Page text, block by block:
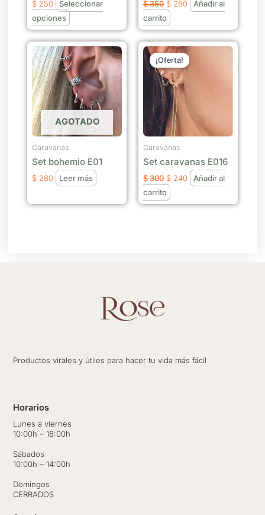
$ 250
Seleccionar
opciones
la
página
de
producto
$350 $ 280
Añadir al
carrito
AGOTADO
Caravanas
Set bohemio E01
$ 280 Leer más
¡Oferta!
¡Oferta!
Caravanas
Set caravanas E016
$300
El
precio
original
era:
$ 300.
$ 240
El
precio
actual
Añadir al
carrito
Productos virales y útiles para hacer tu vida más fácil
Horarios
Lunes a viernes
10:00h – 18:00h
Sábados
10:00h – 14:00h
Domingos
CERRADOS